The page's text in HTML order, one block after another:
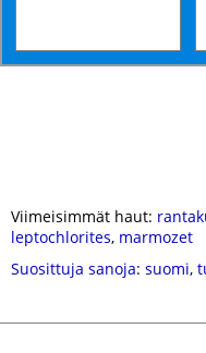
Viimeisimmät haut:
leptochlorites, marmozet
Suosittuja sanoja: suomi,